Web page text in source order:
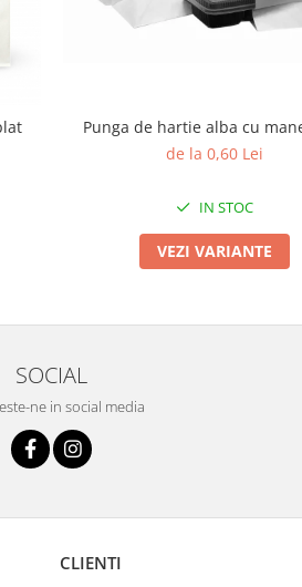
Punga de hartie alba cu
de la 0,60 Lei
IN STOC
VEZI VARIANTE
SOCIAL
ne in social media
CLIENTI